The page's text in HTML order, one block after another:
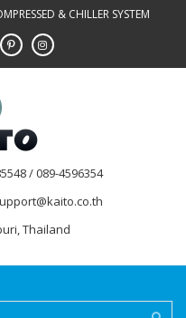
& CHILLER SYSTEM
/ 089-4596354
Thailand